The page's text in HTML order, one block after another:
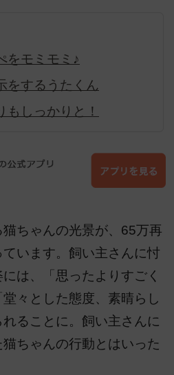
をモミモミ♪
をするうたくん
もしっかりと！
ちゃんの光景が、65万再
います。飼い主さんに忖
は、「思ったよりすごく
々とした態度、素晴らし
ることに。飼い主さんに
ちゃんの行動とはいった